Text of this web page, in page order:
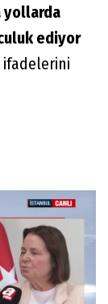
yollarda
ediyor
ifadelerini